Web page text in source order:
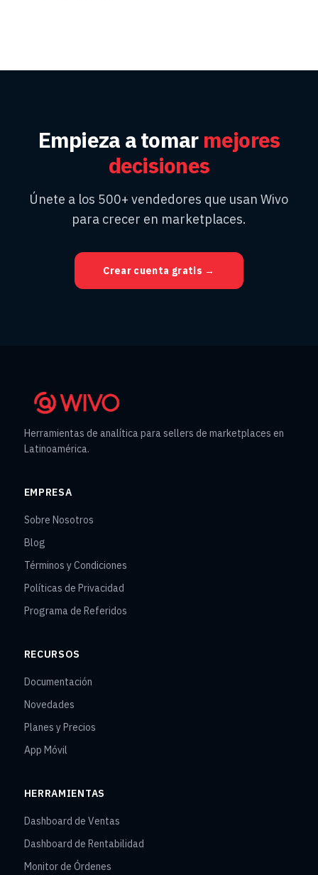
Empieza a tomar mejores
decisiones
Únete a los 500+ vendedores que usan Wivo
para crecer en marketplaces.
Crear cuenta gratis →
Herramientas de analítica para sellers de marketplaces en
Latinoamérica.
EMPRESA
Sobre Nosotros
Blog
Términos y Condiciones
Políticas de Privacidad
Programa de Referidos
RECURSOS
Documentación
Novedades
Planes y Precios
App Móvil
HERRAMIENTAS
Dashboard de Ventas
Dashboard de Rentabilidad
Monitor de Órdenes